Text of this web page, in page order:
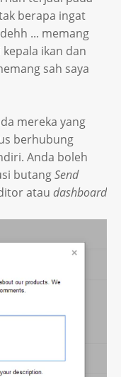
berapa ingat
... memang
ikan dan
sah saya
mereka yang
berhubung
Anda boleh
butangSend
atau dashboard